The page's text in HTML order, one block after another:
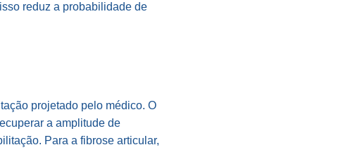
reduz a probabilidade de
projetado pelo médico. O
a amplitude de
Para a fibrose articular,